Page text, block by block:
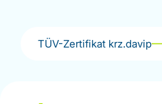
TÜV-Zertifikat krz.davip